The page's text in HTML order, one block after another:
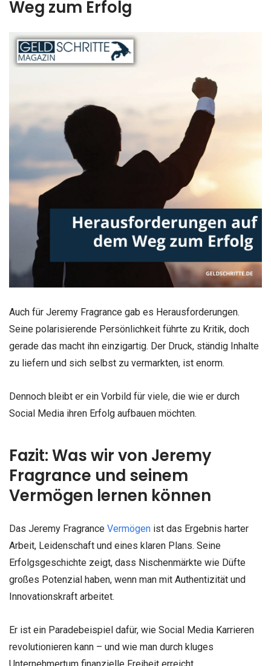
Weg zum Erfolg
Auch für Jeremy Fragrance gab es Herausforderungen.
Seine polarisierende Persönlichkeit führte zu Kritik, doch
gerade das macht ihn einzigartig. Der Druck, ständig Inhalte
zu liefern und sich selbst zu vermarkten, ist enorm.
Dennoch bleibt er ein Vorbild für viele, die wie er durch
Social Media ihren Erfolg aufbauen möchten.
Fazit: Was wir von Jeremy
Fragrance und seinem
Vermögen lernen können
Das Jeremy Fragrance Vermögen ist das Ergebnis harter
Arbeit, Leidenschaft und eines klaren Plans. Seine
Erfolgsgeschichte zeigt, dass Nischenmärkte wie Düfte
großes Potenzial haben, wenn man mit Authentizität und
Innovationskraft arbeitet.
Er ist ein Paradebeispiel dafür, wie Social Media Karrieren
revolutionieren kann – und wie man durch kluges
Unternehmertum finanzielle Freiheit erreicht.